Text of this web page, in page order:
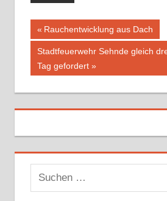
Vorheriger
Beitrag:
Rauchentwicklung aus Dach
Nächster
Beitrag:
Stadtfeuerwehr Sehnde gleich
Tag gefordert
u